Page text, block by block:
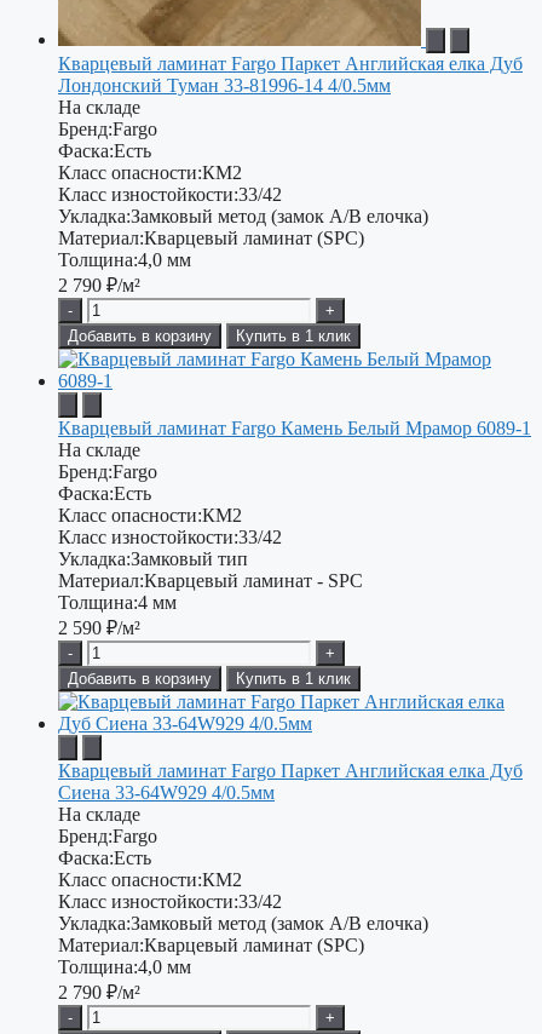
Кварцевый ламинат Fargo Паркет Английская елка Дуб
Лондонский Туман 33-81996-14 4/0.5мм
На складе
Бренд:Fargo
Фаска:Есть
Класс опасности:КМ2
Класс изностойкости:33/42
Укладка:Замковый метод (замок A/B елочка)
Материал:Кварцевый ламинат (SPC)
Толщина:4,0 мм
2 790 ₽/м²
-
+
Добавить в корзину
Купить в 1 клик
Кварцевый ламинат Fargo Камень Белый Мрамор 6089-1
На складе
Бренд:Fargo
Фаска:Есть
Класс опасности:КМ2
Класс изностойкости:33/42
Укладка:Замковый тип
Материал:Кварцевый ламинат - SPC
Толщина:4 мм
2 590 ₽/м²
-
+
Добавить в корзину
Купить в 1 клик
Кварцевый ламинат Fargo Паркет Английская елка Дуб
Сиена 33-64W929 4/0.5мм
На складе
Бренд:Fargo
Фаска:Есть
Класс опасности:КМ2
Класс изностойкости:33/42
Укладка:Замковый метод (замок A/B елочка)
Материал:Кварцевый ламинат (SPC)
Толщина:4,0 мм
2 790 ₽/м²
- +